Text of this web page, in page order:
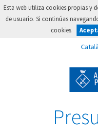
Esta web utiliza cookies propias y
de usuario. Si continúas
cookies.